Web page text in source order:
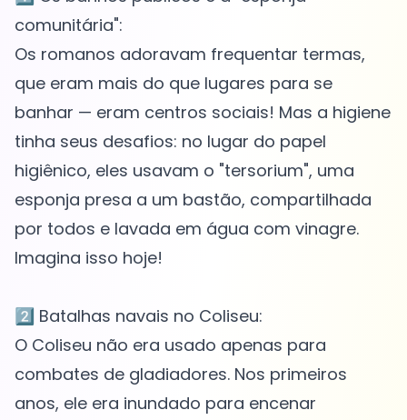
comunitária":
Os romanos adoravam frequentar termas,
que eram mais do que lugares para se
banhar — eram centros sociais! Mas a higiene
tinha seus desafios: no lugar do papel
higiênico, eles usavam o "tersorium", uma
esponja presa a um bastão, compartilhada
por todos e lavada em água com vinagre.
Imagina isso hoje!
2️⃣ Batalhas navais no Coliseu:
O Coliseu não era usado apenas para
combates de gladiadores. Nos primeiros
anos, ele era inundado para encenar